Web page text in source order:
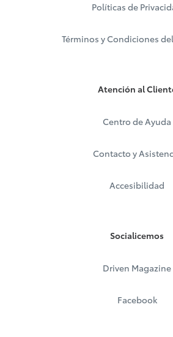
Políticas de
Términos y Condiciones
Atención al
Centro de Ayuda
Contacto y
Accesibilidad
Socialicemos
Driven Magazine
Facebook